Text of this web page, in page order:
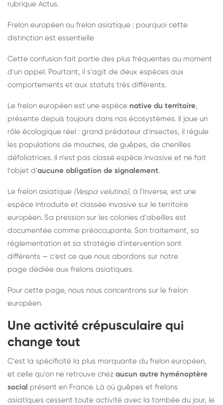
rubrique Actus.
Frelon européen ou frelon asiatique : pourquoi cette
distinction est essentielle
Cette confusion fait partie des plus fréquentes au moment
d'un appel. Pourtant, il s'agit de deux espèces aux
comportements et aux statuts très différents.
Le frelon européen est une espèce native du territoire,
présente depuis toujours dans nos écosystèmes. Il joue un
rôle écologique réel : grand prédateur d'insectes, il régule
les populations de mouches, de guêpes, de chenilles
défoliatrices. Il n'est pas classé espèce invasive et ne fait
l'objet d'aucune obligation de signalement.
Le frelon asiatique (Vespa velutina), à l'inverse, est une
espèce introduite et classée invasive sur le territoire
européen. Sa pression sur les colonies d'abeilles est
documentée comme préoccupante. Son traitement, sa
réglementation et sa stratégie d'intervention sont
différents — c'est ce que nous abordons sur notre
page dédiée aux frelons asiatiques.
Pour cette page, nous nous concentrons sur le frelon
européen.
Une activité crépusculaire qui
change tout
C'est la spécificité la plus marquante du frelon européen,
et celle qu'on ne retrouve chez aucun autre hyménoptère
social présent en France. Là où guêpes et frelons
asiatiques cessent toute activité avec la tombée du jour, le